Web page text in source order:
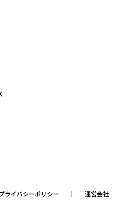
ライバシーポリシー 運営会社